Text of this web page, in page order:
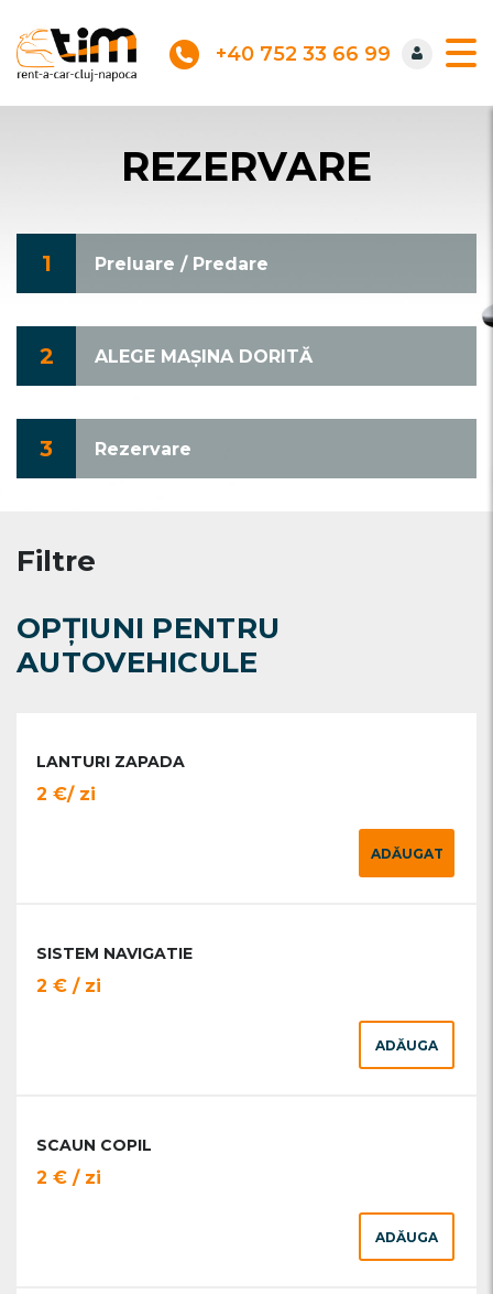
+40 752 33 66 99
REZERVARE
1 Preluare / Predare
2 ALEGE MAȘINA DORITĂ
3 Rezervare
Filtre
OPȚIUNI PENTRU
AUTOVEHICULE
LANTURI ZAPADA
2 €/ zi
ADĂUGAT
SISTEM NAVIGATIE
2 € / zi
ADĂUGA
SCAUN COPIL
2 € / zi
ADĂUGA